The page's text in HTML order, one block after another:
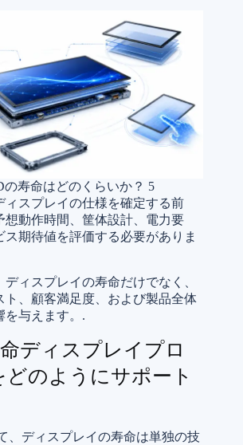
の寿命はどのくらいか？ 5
ィスプレイの仕様を確定する前
想動作時間、筐体設計、電力要
ス期待値を評価する必要がありま
ィスプレイの寿命だけでなく、
ト、顧客満足度、および製品全体
を与えます。.
ディスプレイプロ
のようにサポート
、ディスプレイの寿命は単独の技